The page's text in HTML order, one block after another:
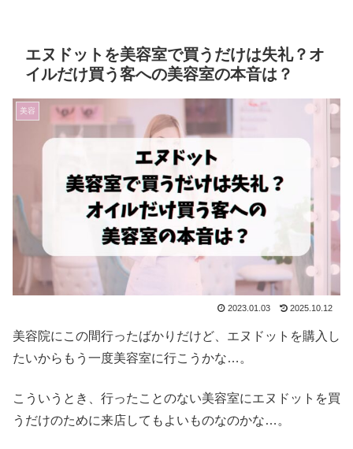
エヌドットを美容室で買うだけは失礼？オ
イルだけ買う客への美容室の本音は？
美容
2023.01.03 2025.10.12
美容院にこの間行ったばかりだけど、エヌドットを購入し
たいからもう一度美容室に行こうかな…。
こういうとき、行ったことのない美容室にエヌドットを買
うだけのために来店してもよいものなのかな…。